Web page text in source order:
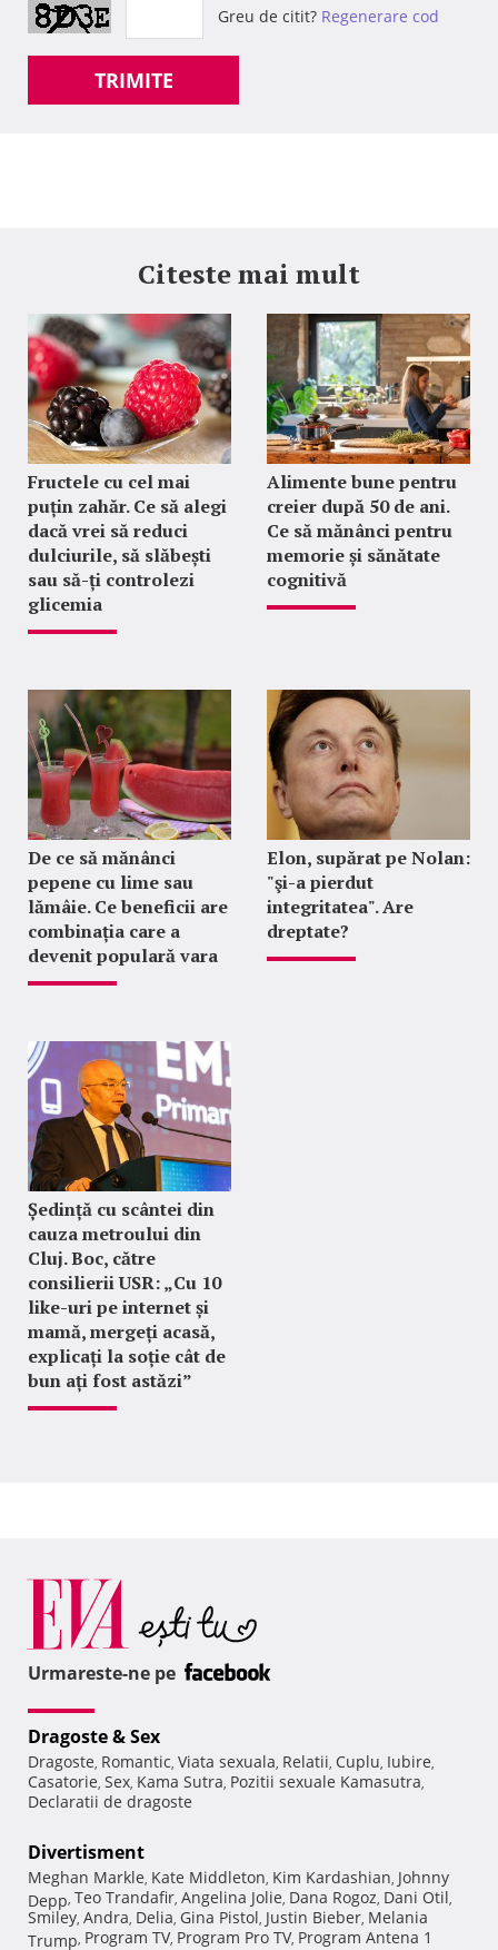
Greu de citit? Regenerare cod
TRIMITE
Citeste mai mult
Fructele cu cel mai
puțin zahăr. Ce să alegi
dacă vrei să reduci
dulciurile, să slăbești
sau să-ți controlezi
glicemia
Alimente bune pentru
creier după 50 de ani.
Ce să mănânci pentru
memorie și sănătate
cognitivă
De ce să mănânci
pepene cu lime sau
lămâie. Ce beneficii are
combinația care a
devenit populară vara
Elon, supărat pe Nolan:
"şi-a pierdut
integritatea". Are
dreptate?
Ședință cu scântei din
cauza metroului din
Cluj. Boc, către
consilierii USR: „Cu 10
like-uri pe internet și
mamă, mergeți acasă,
explicați la soție cât de
bun ați fost astăzi”
Urmareste-ne pe
Dragoste & Sex
Dragoste, Romantic, Viata sexuala, Relatii, Cuplu, Iubire,
Casatorie, Sex, Kama Sutra, Pozitii sexuale Kamasutra,
Declaratii de dragoste
Divertisment
Meghan Markle, Kate Middleton, Kim Kardashian, Johnny
Depp, Teo Trandafir, Angelina Jolie, Dana Rogoz, Dani Otil,
Smiley, Andra, Delia, Gina Pistol, Justin Bieber, Melania
Trump, Program TV, Program Pro TV, Program Antena 1